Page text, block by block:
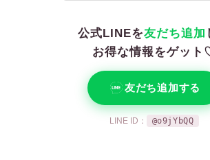
公式LINEを友だち追加
お得な情報をゲット
友だち追加する
LINE ID： @o9jYbQQ